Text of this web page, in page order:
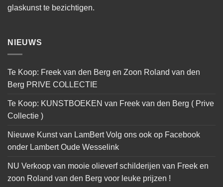
glaskunst te bezichtigen.
NIEUWS
Te Koop: Freek van den Berg en Zoon Roland van den
Berg PRIVE COLLECTIE
Te Koop: KUNSTBOEKEN van Freek van den Berg ( Prive
Collectie )
Nieuwe Kunst van LamBert Volg ons ook op Facebook
onder Lambert Oude Wesselink
NU Verkoop van mooie olieverf schilderijen van Freek en
zoon Roland van den Berg voor leuke prijzen !